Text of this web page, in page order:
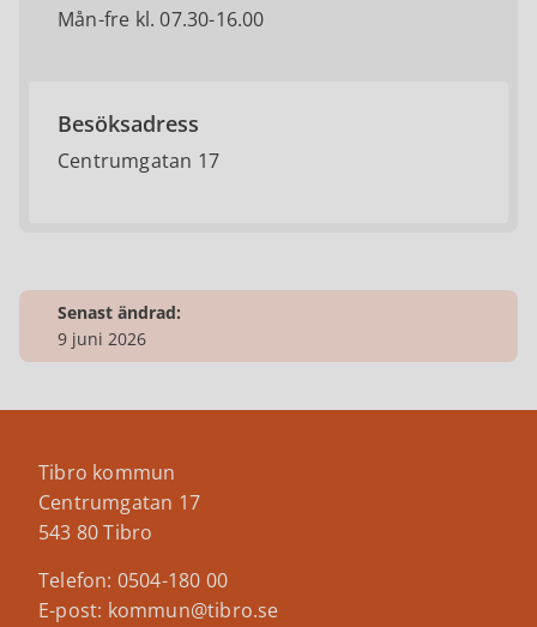
Mån-fre kl. 07.30-16.00
Besöksadress
Centrumgatan 17
Senast ändrad:
9 juni 2026
Tibro kommun
Centrumgatan 17
543 80 Tibro
Telefon: 0504-180 00
E-post: kommun@tibro.se